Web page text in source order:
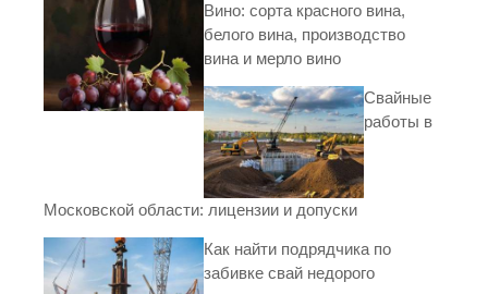
Вино: сорта красного вина,
белого вина, производство
вина и мерло вино
Свайные
работы в
Московской области: лицензии и допуски
Как найти подрядчика по
забивке свай недорого